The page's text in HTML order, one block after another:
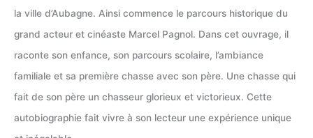
la ville d’Aubagne. Ainsi commence le parcours historique du
grand acteur et cinéaste Marcel Pagnol. Dans cet ouvrage, il
raconte son enfance, son parcours scolaire, l’ambiance
familiale et sa première chasse avec son père. Une chasse qui
fait de son père un chasseur glorieux et victorieux. Cette
autobiographie fait vivre à son lecteur une expérience unique